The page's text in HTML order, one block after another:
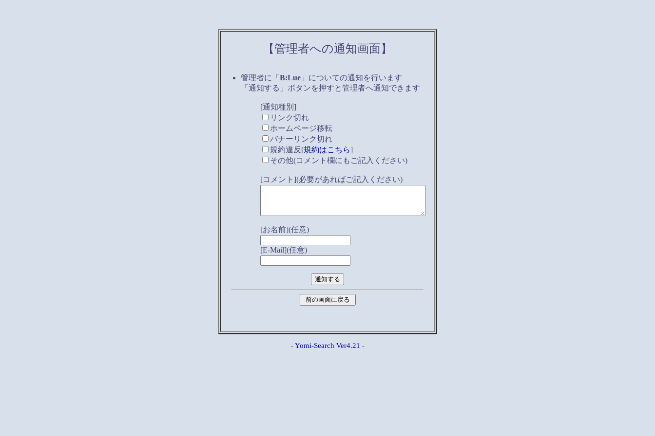
【管理者への通知画面】
管理者に「 B:Lue 」についての通知を行います
「通知する」ボタンを押すと管理者へ通知できます
[通知種別]
リンク切れ
ホームページ移転
バナーリンク切れ
規約違反[規約はこちら]
その他(コメント欄にもご記入ください)
[コメント](必要があればご記入ください)
[お名前](任意)
[E-Mail](任意)
-Yomi-Search Ver4.21 -